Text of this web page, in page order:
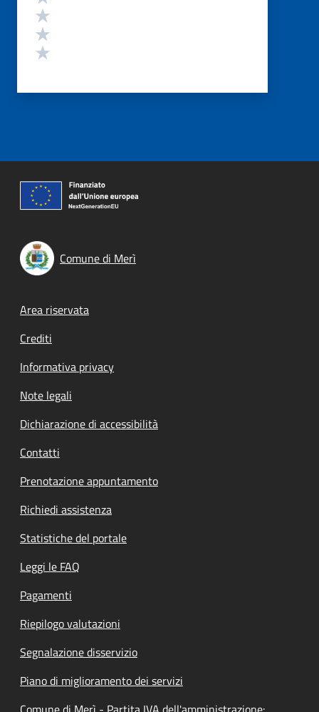
Comune di Merì
Footer menu
Area riservata
Crediti
Informativa privacy
Note legali
Dichiarazione di accessibilità
Contatti
Prenotazione appuntamento
Richiedi assistenza
Statistiche del portale
Leggi le FAQ
Pagamenti
Riepilogo valutazioni
Segnalazione disservizio
Piano di miglioramento dei servizi